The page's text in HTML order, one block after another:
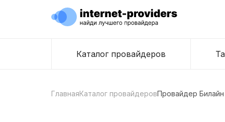
Каталог провайдеров
ГлавнаяКаталог провайдеровПровайдер Билайн